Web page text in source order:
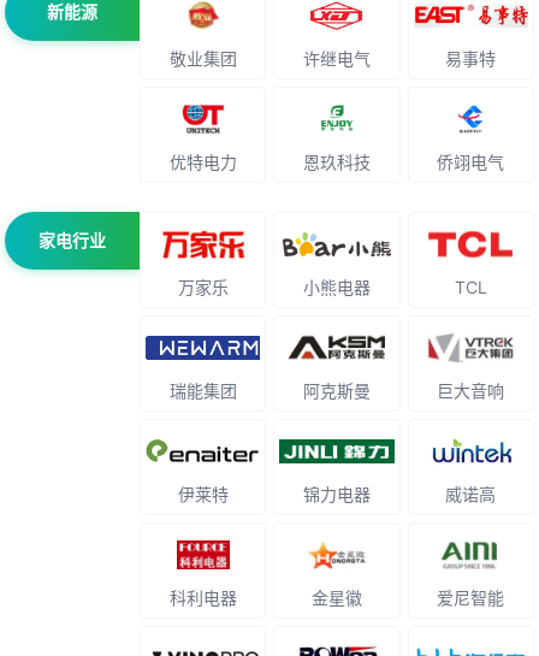
新能源
敬业集团 许继电气 易事特
优特电力 恩玖科技 侨翊电气
家电行业
万家乐 小熊电器 TCL
瑞能集团 阿克斯曼 巨大音响
伊莱特 锦力电器 威诺高
科利电器 金星徽 爱尼智能